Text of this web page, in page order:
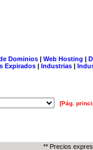
Dominios| Web Hosting |
Expirados | Industrias |
[Pág.
** Precios